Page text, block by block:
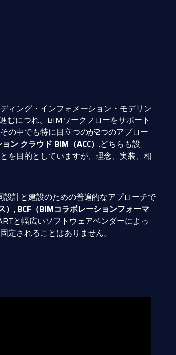
ィング・インフォメーション・モデリン
むにつれ、BIMワークフローをサポート
中でも特に目立つのが2つのアプロー
ン クラウド BIM（ACC） .どちらも設
を目的としていますが、理念、実装、相
計と建設のための普遍的なアプローチで
, BCF（BIMコラボレーションフォーマ
と幅広いソフトウェアベンダーによっ
定されることはありません。